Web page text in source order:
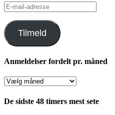
E-
mail-
adresse
Tilmeld
Anmeldelser fordelt pr. måned
Anmeldelser
pr.
De sidste 48 timers mest sete